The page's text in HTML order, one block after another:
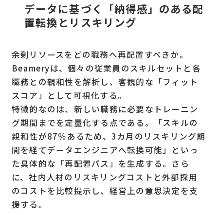
データに基づく「納得感」のある配
置転換とリスキリング
余剰リソースをどの職務へ再配置すべきか。
Beameryは、個々の従業員のスキルセットと各
職務との親和性を解析し、客観的な「フィット
スコア」として可視化する。
特徴的なのは、新しい職務に必要なトレーニン
グ期間までを定量化する点である。「スキルの
親和性が87％あるため、3カ月のリスキリング期
間を経てデータエンジニアへ転換可能」といっ
た具体的な「再配置パス」を生成する。さら
に、社内人材のリスキリングコストと外部採用
のコストを比較提示し、経営上の意思決定を支
援する。